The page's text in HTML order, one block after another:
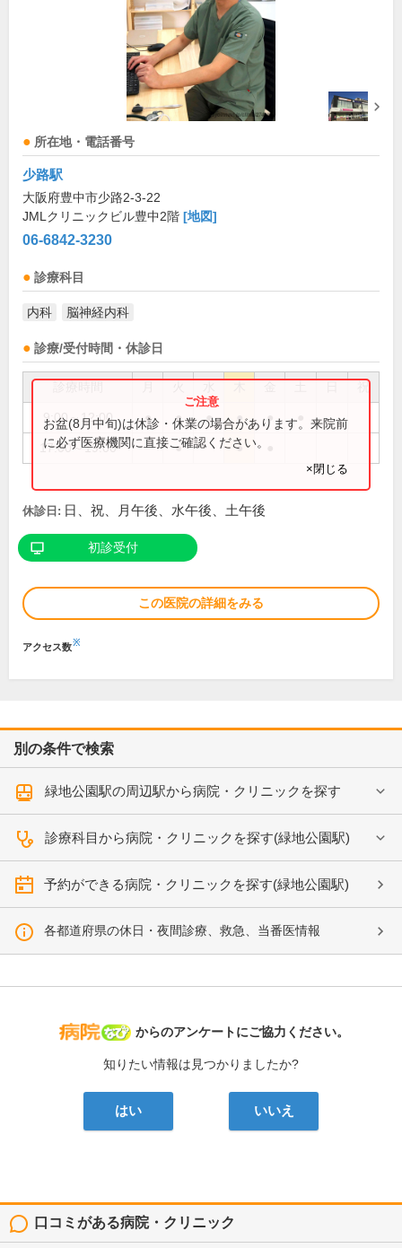
所在地・電話番号
少路駅
大阪府豊中市少路2-3-22
JMLクリニックビル豊中2階 [地図]
06-6842-3230
診療科目
内科 脳神経内科
診療/受付時間・休診日
祝
9:00～12:00 ● ● ● ● ●
17:00～19:00 ● ●
お盆(8月中旬)は休診・休業の場合があります。来院前
に必ず医療機関に直接ご確認ください。
×閉じる
休診日: 日、祝、月午後、水午後、土午後
初診受付
この医院の詳細をみる
アクセス数※
別の条件で検索
緑地公園駅の周辺駅から病院・クリニックを探す
診療科目から病院・クリニックを探す(緑地公園駅)
予約ができる病院・クリニックを探す(緑地公園駅)
各都道府県の休日・夜間診療、救急、当番医情報
病院なび
からのアンケートにご協力ください。
知りたい情報は見つかりましたか?
はい いいえ
口コミがある病院・クリニック